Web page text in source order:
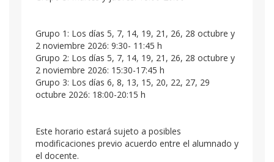
Grupo 1: Los días 5, 7, 14, 19, 21, 26, 28 octubre y
2 noviembre 2026: 9:30- 11:45 h
Grupo 2: Los días 5, 7, 14, 19, 21, 26, 28 octubre y
2 noviembre 2026: 15:30-17:45 h
Grupo 3: Los días 6, 8, 13, 15, 20, 22, 27, 29
octubre 2026: 18:00-20:15 h
Este horario estará sujeto a posibles
modificaciones previo acuerdo entre el alumnado y
el docente.